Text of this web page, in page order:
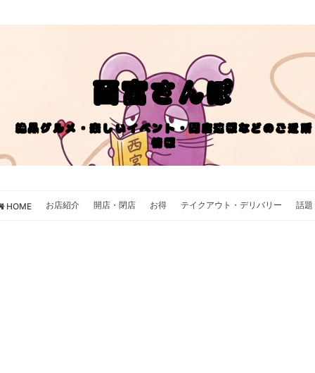
西宮さんぽ
絶品グルメ・楽しいイベント・開店速報などのご近所
情報
HOME お店紹介 開店・閉店 お得 テイクアウト・デリバリー 話題